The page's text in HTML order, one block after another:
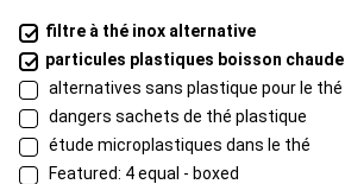
filtre à thé inox alternative
particules plastiques boisson chaude
alternatives sans plastique pour le thé
dangers sachets de thé plastique
étude microplastiques dans le thé
Featured: 4 equal - boxed